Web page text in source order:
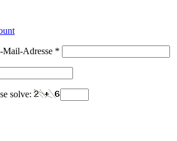
Mail-Adresse *
solve: